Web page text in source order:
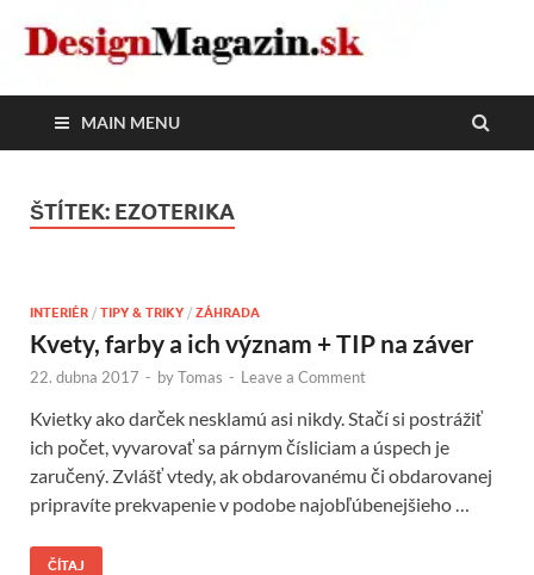
DesignMagazin.sk
Magazín o modernom bývaní
MAIN MENU
ŠTÍTEK: EZOTERIKA
INTERIÉR / TIPY & TRIKY / ZÁHRADA
Kvety, farby a ich význam + TIP na záver
22. dubna 2017 - byTomas - Leave a Comment
Kvietky ako darček nesklamú asi nikdy. Stačí si postrážiť
ich počet, vyvarovať sa párnym čísliciam a úspech je
zaručený. Zvlášť vtedy, ak obdarovanému či obdarovanej
pripravíte prekvapenie v podobe najobľúbenejšieho …
ČÍTAJ